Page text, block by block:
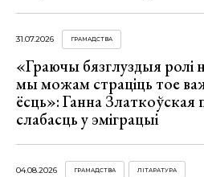
31.07.2026 ГРАМАДСТВА
«Граючы бязглуздыя ролі
мы можам страціць тое
ёсць»: Ганна Златкоўская
слабасць у эміграцыі
04.08.2026 ГРАМАДСТВА ЛІТАРАТУРА